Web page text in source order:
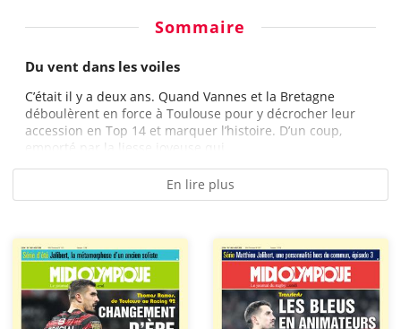
Sommaire
Du vent dans les voiles
C’était il y a deux ans. Quand Vannes et la Bretagne
déboulèrent en force à Toulouse pour y décrocher leur
accession en Top 14 et marquer l’histoire. D’un coup,
emporté par la liesse joyeuse qui...
En lire plus